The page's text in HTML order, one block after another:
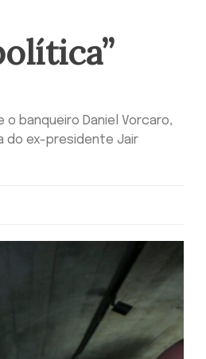
banqueiro Daniel Vorcaro,
do ex-presidente Jair